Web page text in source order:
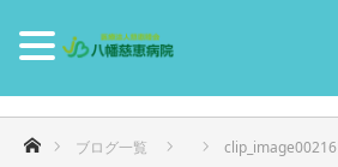
ホームブログ一覧